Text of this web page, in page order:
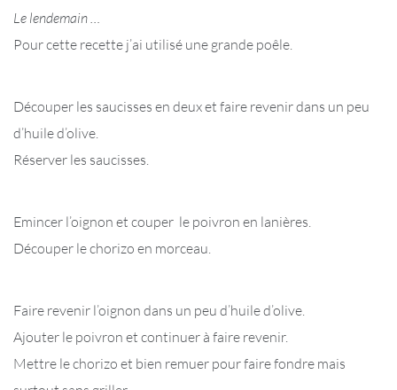
Le lendemain …
Pour cette recette j’ai utilisé une grande poêle.
Découper les saucisses en deux et faire revenir dans un peu
d’huile d’olive.
Réserver les saucisses.
Emincer l’oignon et couper le poivron en lanières.
Découper le chorizo en morceau.
Faire revenir l’oignon dans un peu d’huile d’olive.
Ajouter le poivron et continuer à faire revenir.
Mettre le chorizo et bien remuer pour faire fondre mais